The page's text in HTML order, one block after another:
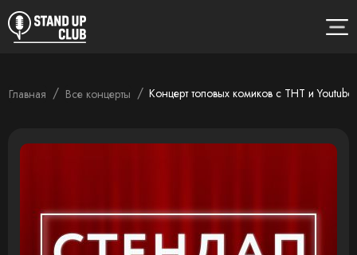
Главная / Все концерты / Концерт топовых комиков с ТНТ и Youtube